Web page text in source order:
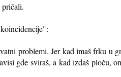
pričali.
problemi. Jer kad imaš frku u
gde sviraš, a kad izdaš ploču,